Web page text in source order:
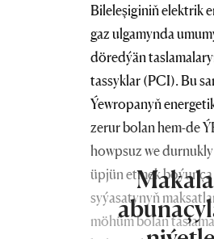
Bileleşiginiň elektrik
gaz ulgamynda
döredýän
tassyklar (PCI). Bu
Ýewropanyň
zerur bolan hem-de
howpsuz we
üpjün etmek
syýasatynyň
möhüm bolan